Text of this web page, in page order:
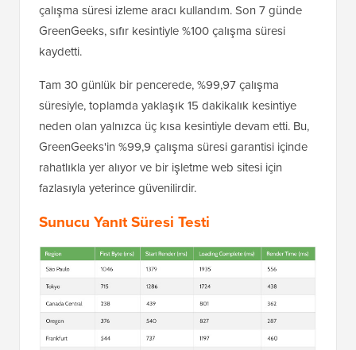
çalışma süresi izleme aracı kullandım. Son 7 günde
GreenGeeks, sıfır kesintiyle %100 çalışma süresi
kaydetti.
Tam 30 günlük bir pencerede, %99,97 çalışma
süresiyle, toplamda yaklaşık 15 dakikalık kesintiye
neden olan yalnızca üç kısa kesintiyle devam etti. Bu,
GreenGeeks'in %99,9 çalışma süresi garantisi içinde
rahatlıkla yer alıyor ve bir işletme web sitesi için
fazlasıyla yeterince güvenilirdir.
Sunucu Yanıt Süresi Testi